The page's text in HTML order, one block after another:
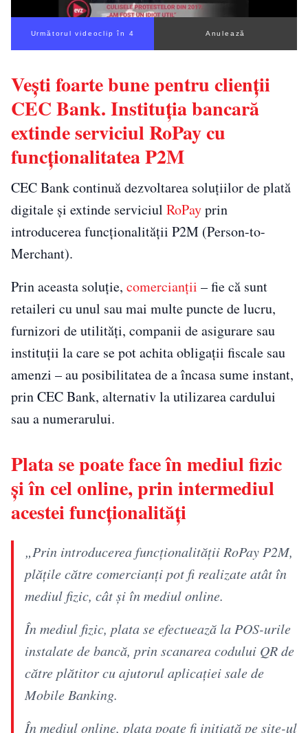
Următorul videoclip în 3 Anulează
Vești foarte bune pentru clienții
CEC Bank. Instituția bancară
extinde serviciul RoPay cu
funcționalitatea P2M
CEC Bank continuă dezvoltarea soluțiilor de plată
digitale și extinde serviciul RoPayprin
introducerea funcționalității P2M (Person-to-
Merchant).
Prin aceasta soluție, comercianții – fie că sunt
retaileri cu unul sau mai multe puncte de lucru,
furnizori de utilități, companii de asigurare sau
instituții la care se pot achita obligații fiscale sau
amenzi – au posibilitatea de a încasa sume instant,
prin CEC Bank, alternativ la utilizarea cardului
sau a numerarului.
Plata se poate face în mediul fizic
și în cel online, prin intermediul
acestei funcționalități
„Prin introducerea funcționalității RoPay P2M,
plățile către comercianți pot fi realizate atât în
mediul fizic, cât și în mediul online.
În mediul fizic, plata se efectuează la POS-urile
instalate de bancă, prin scanarea codului QR de
către plătitor cu ajutorul aplicației sale de
Mobile Banking.
În mediul online, plata poate fi inițiată pe site-ul